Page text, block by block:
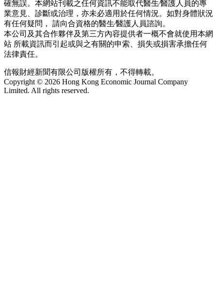
確無誤。本網站刊載之任何資訊不能取代醫生∕醫護人員的專
業意見、診斷或治理，亦未必適用於任何情況。如對身體狀況
有任何疑問， 請向合資格的醫生∕醫護人員諮詢。
本公司及其合作夥伴及第三方內容提供者一概不會就使用本網
站 所載資訊而引起或與之有關的申索、損失或損害承擔任何
法律責任。
信報財經新聞有限公司版權所有，不得轉載。
Copyright © 2026 Hong Kong Economic Journal Company
Limited. All rights reserved.